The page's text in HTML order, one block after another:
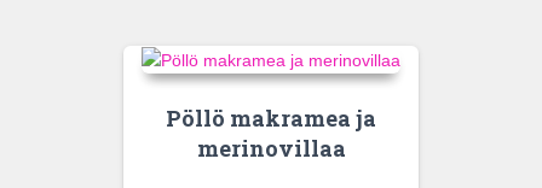
Pöllö makramea ja
merinovillaa